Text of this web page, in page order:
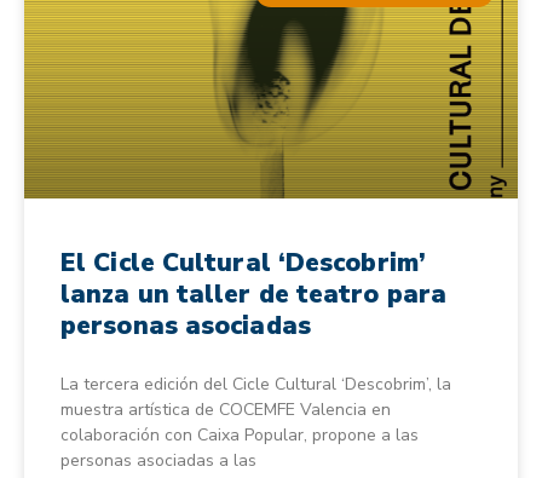
El Cicle Cultural ‘Descobrim’
lanza un taller de teatro para
personas asociadas
La tercera edición del Cicle Cultural ‘Descobrim’, la
muestra artística de COCEMFE Valencia en
colaboración con Caixa Popular, propone a las
personas asociadas a las